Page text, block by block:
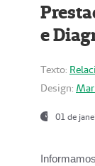
e
Texto:
Design:
01 de